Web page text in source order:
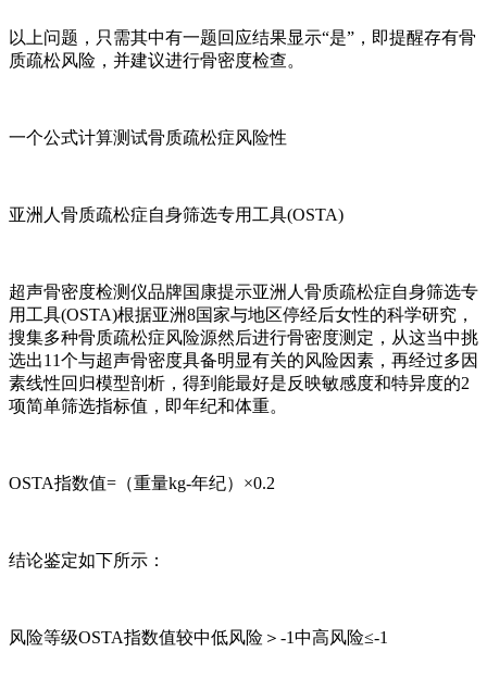
以上问题，只需其中有一题回应结果显示“是”，即提醒存有骨
质疏松风险，并建议进行骨密度检查。
一个公式计算测试骨质疏松症风险性
亚洲人骨质疏松症自身筛选专用工具(OSTA)
超声骨密度检测仪品牌国康提示亚洲人骨质疏松症自身筛选专
用工具(OSTA)根据亚洲8国家与地区停经后女性的科学研究，
搜集多种骨质疏松症风险源然后进行骨密度测定，从这当中挑
选出11个与超声骨密度具备明显有关的风险因素，再经过多因
素线性回归模型剖析，得到能最好是反映敏感度和特异度的2
项简单筛选指标值，即年纪和体重。
OSTA指数值=（重量kg-年纪）×0.2
结论鉴定如下所示：
风险等级OSTA指数值较中低风险＞-1中高风险≤-1